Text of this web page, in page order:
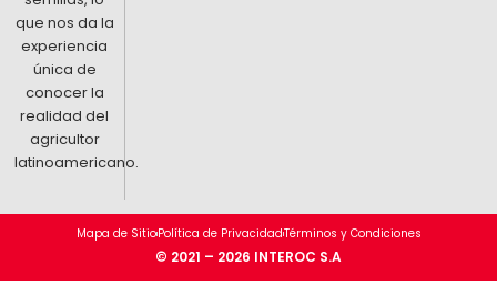
que nos da la
experiencia
única de
conocer la
realidad del
agricultor
latinoamericano.
© 2021 – 2026 INTEROC S.A
Mapa de SitioPolítica de PrivacidadTérminos y Condiciones